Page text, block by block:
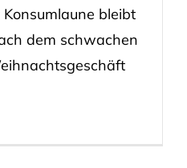
bleibt
dem schwachen